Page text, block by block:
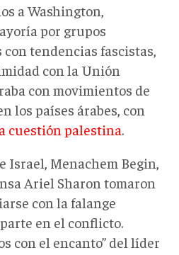
a Washington,
por grupos
tendencias fascistas,
con la Unión
con movimientos de
los países árabes, con
cuestión palestina.
Israel, Menachem Begin,
Ariel Sharon tomaron
con la falange
en el conflicto.
con el encanto” del líder